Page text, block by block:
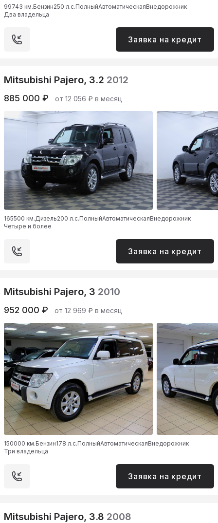
99743 км.Бензин250 л.с.ПолныйАвтоматическаяВнедорожник
Два владельца
Заявка на кредит
Mitsubishi Pajero, 3.2 2012
885 000 ₽ от 12 056 ₽ в месяц
165500 км.Дизель200 л.с.ПолныйАвтоматическаяВнедорожник
Четыре и более
Заявка на кредит
Mitsubishi Pajero, 3 2010
952 000 ₽ от 12 969 ₽ в месяц
150000 км.Бензин178 л.с.ПолныйАвтоматическаяВнедорожник
Три владельца
Заявка на кредит
Mitsubishi Pajero, 3.8 2008